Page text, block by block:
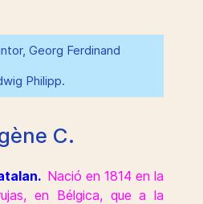
Georg Ferdinand
Philipp.
C.
Nació en 1814 en la
en Bélgica, que a la